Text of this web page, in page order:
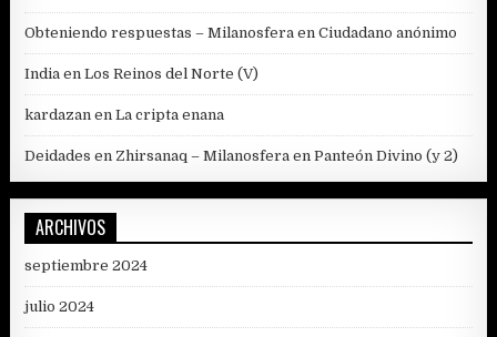
Obteniendo respuestas – Milanosfera enCiudadano anónimo
India enLos Reinos del Norte (V)
kardazan enLa cripta enana
Deidades en Zhirsanaq – Milanosfera enPanteón Divino (y 2)
ARCHIVOS
septiembre 2024
julio 2024